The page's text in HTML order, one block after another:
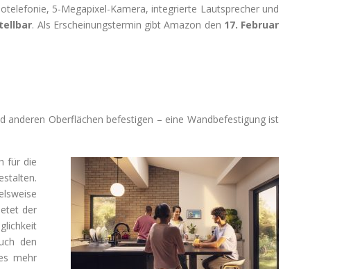
5-Megapixel-Kamera, integrierte Lautsprecher und
. Als Erscheinungstermin gibt Amazon den 17. Februar
anderen Oberflächen befestigen – eine Wandbefestigung ist
für die
der
den
mehr